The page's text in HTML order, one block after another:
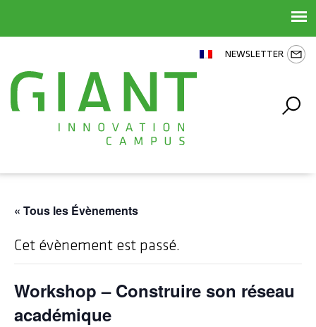
NEWSLETTER
« Tous les Évènements
Cet évènement est passé.
Workshop – Construire son réseau
académique